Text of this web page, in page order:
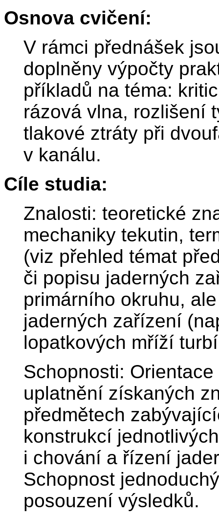
Osnova cvičení:
V rámci přednášek
doplněny výpočty
příkladů na téma:
rázová vlna, rozlišení
tlakové ztráty při
v kanálu.
Cíle studia:
Znalosti: teoretické
mechaniky tekutin,
(viz přehled témat
či popisu jaderných
primárního okruhu,
jaderných zařízení
lopatkových mříží
Schopnosti:
uplatnění získaných
předmětech
konstrukcí
i chování a řízení
Schopnost
posouzení výsledků.